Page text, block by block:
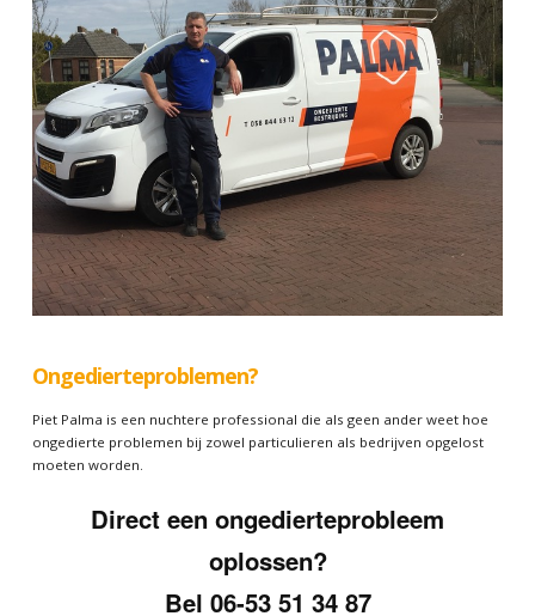
Ongedierteproblemen?
Piet Palma is een nuchtere professional die als geen ander weet hoe
ongedierte problemen bij zowel particulieren als bedrijven opgelost
moeten worden.
Direct een ongedierteprobleem
oplossen?
Bel 06-53 51 34 87